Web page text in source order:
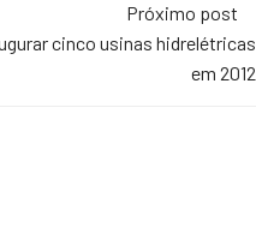
Próximo post
cinco usinas hidrelétricas
em 2012